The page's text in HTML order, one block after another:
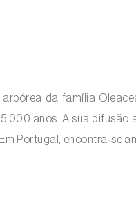
arbórea da família
000 anos. A sua
Portugal, encontra‑se